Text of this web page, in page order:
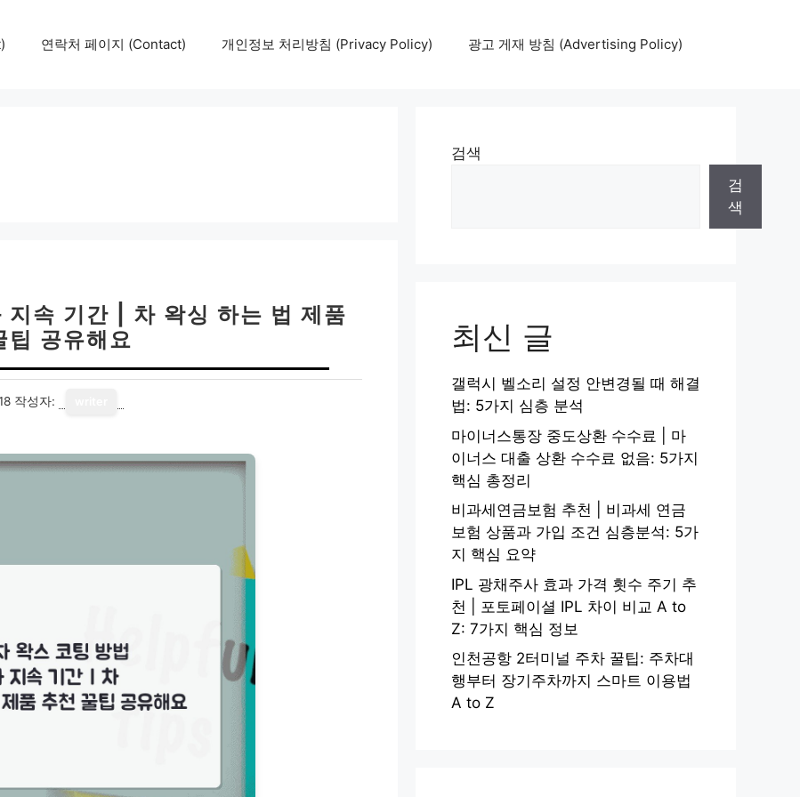
연락처 페이지 (Contact) 개인정보 처리방침 (Privacy Policy) 광고 게재 방침 (Advertising Policy)
지속 기간 | 차 왁싱 하는 법 제품
팁 공유해요
작성자:
검색
검
색
최신 글
갤럭시 벨소리 설정 안변경될 때 해결
법: 5가지 심층 분석
마이너스통장 중도상환 수수료 | 마
이너스 대출 상환 수수료 없음: 5가지
핵심 총정리
비과세연금보험 추천 | 비과세 연금
보험 상품과 가입 조건 심층분석: 5가
지 핵심 요약
IPL 광채주사 효과 가격 횟수 주기 추
천 | 포토페이셜 IPL 차이 비교 A to
Z: 7가지 핵심 정보
인천공항 2터미널 주차 꿀팁: 주차대
행부터 장기주차까지 스마트 이용법
A to Z